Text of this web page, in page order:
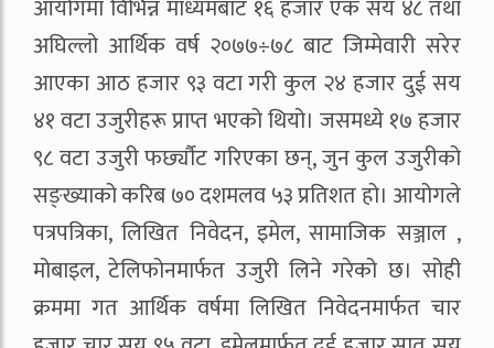
आयोगमा विभिन्न माध्यमबाट १६ हजार एक सय ४८ तथा
अघिल्लो आर्थिक वर्ष २०७७÷७८ बाट जिम्मेवारी सरेर
आएका आठ हजार ९३ वटा गरी कुल २४ हजार दुई सय
४१ वटा उजुरीहरू प्राप्त भएको थियो। जसमध्ये १७ हजार
९८ वटा उजुरी फर्छ्यौट गरिएका छन्, जुन कुल उजुरीको
सङ्ख्याको करिब ७० दशमलव ५३ प्रतिशत हो। आयोगले
पत्रपत्रिका, लिखित निवेदन, इमेल, सामाजिक सञ्जाल ,
मोबाइल, टेलिफोनमार्फत उजुरी लिने गरेको छ। सोही
क्रममा गत आर्थिक वर्षमा लिखित निवेदनमार्फत चार